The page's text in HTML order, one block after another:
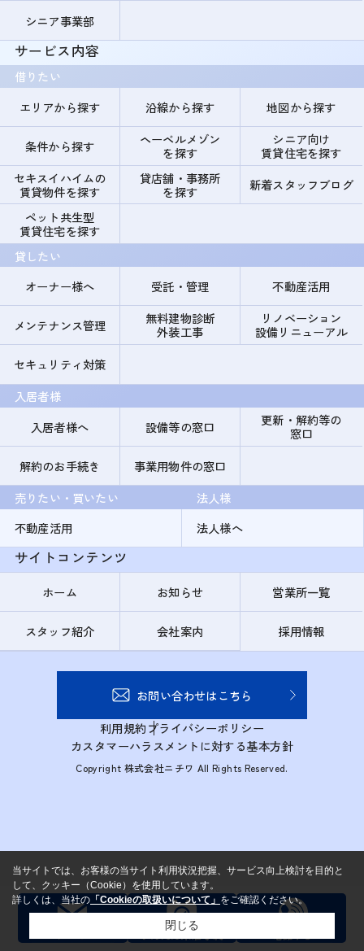
シニア事業部
サービス内容
借りたい
エリアから探す
沿線から探す 地図から探す
条件から探す
ヘーベルメゾン
を探す
シニア向け
賃貸住宅を探す
セキスイハイムの
賃貸物件を探す
貸店舗・事務所
を探す
新着スタッフブログ
ペット共生型
賃貸住宅を探す
貸したい
オーナー様へ
受託・管理 不動産活用
メンテナンス管理
無料建物診断
外装工事
リノベーション
設備リニューアル
セキュリティ対策
入居者様
入居者様へ
設備等の窓口
更新・解約等の
窓口
解約のお手続き
事業用物件の窓口
売りたい・買いたい
不動産活用
法人様
法人様へ
サイトコンテンツ
ホーム お知らせ 営業所一覧
スタッフ紹介 会社案内 採用情報
お問い合わせはこちら
利用規約プライバシーポリシー
カスタマーハラスメントに対する基本方針
Copyright 株式会社ニチワ All Rights Reserved.
当サイトでは、お客様の当サイト利用状況把握、サービス向上検討を目的と
して、クッキー（Cookie）を使用しています。
詳しくは、当社の 「Cookieの取扱いについて」 をご確認ください。
閉じる